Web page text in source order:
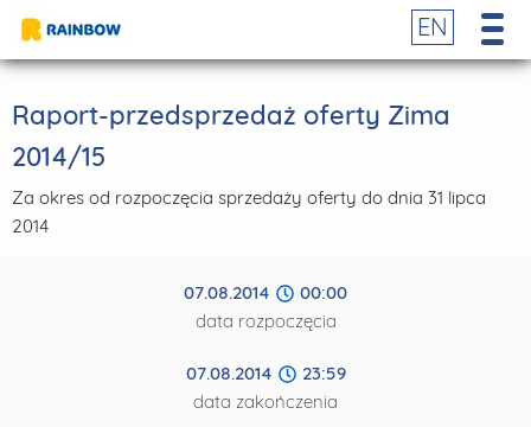
EN
Raport-przedsprzedaż oferty Zima
2014/15
Za okres od rozpoczęcia sprzedaży oferty do dnia 31 lipca
2014
07.08.2014
00:00
data rozpoczęcia
07.08.2014
23:59
data zakończenia